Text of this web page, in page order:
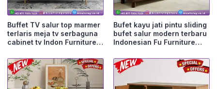
Buffet TV salur top marmer
terlaris meja tv serbaguna
cabinet tv Indon Furniture
Bufet kayu jati pintu sliding
bufet salur modern terbaru
Indonesian Fu Furniture